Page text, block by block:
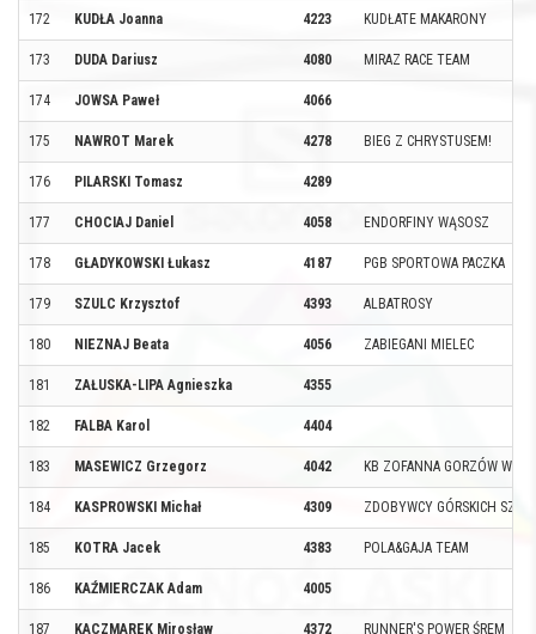
172 KUDŁA Joanna 4223 KUDŁATE MAKARONY
173 DUDA Dariusz 4080 MIRAZ RACE TEAM
174 JOWSA Paweł 4066
175 NAWROT Marek 4278 BIEG Z CHRYSTUSEM!
176 PILARSKI Tomasz 4289
177 CHOCIAJ Daniel 4058 ENDORFINY WĄSOSZ
178 GŁADYKOWSKI Łukasz 4187 PGB SPORTOWA PACZKA
179 SZULC Krzysztof 4393 ALBATROSY
180 NIEZNAJ Beata 4056 ZABIEGANI MIELEC
181 ZAŁUSKA-LIPA Agnieszka 4355
182 FALBA Karol 4404
183 MASEWICZ Grzegorz 4042 KB ZOFANNA GORZÓW
184 KASPROWSKI Michał 4309 ZDOBYWCY GÓRSKICH
185 KOTRA Jacek 4383 POLA&GAJA TEAM
186 KAŹMIERCZAK Adam 4005
187 KACZMAREK Mirosław 4372 RUNNER'S POWER ŚREM